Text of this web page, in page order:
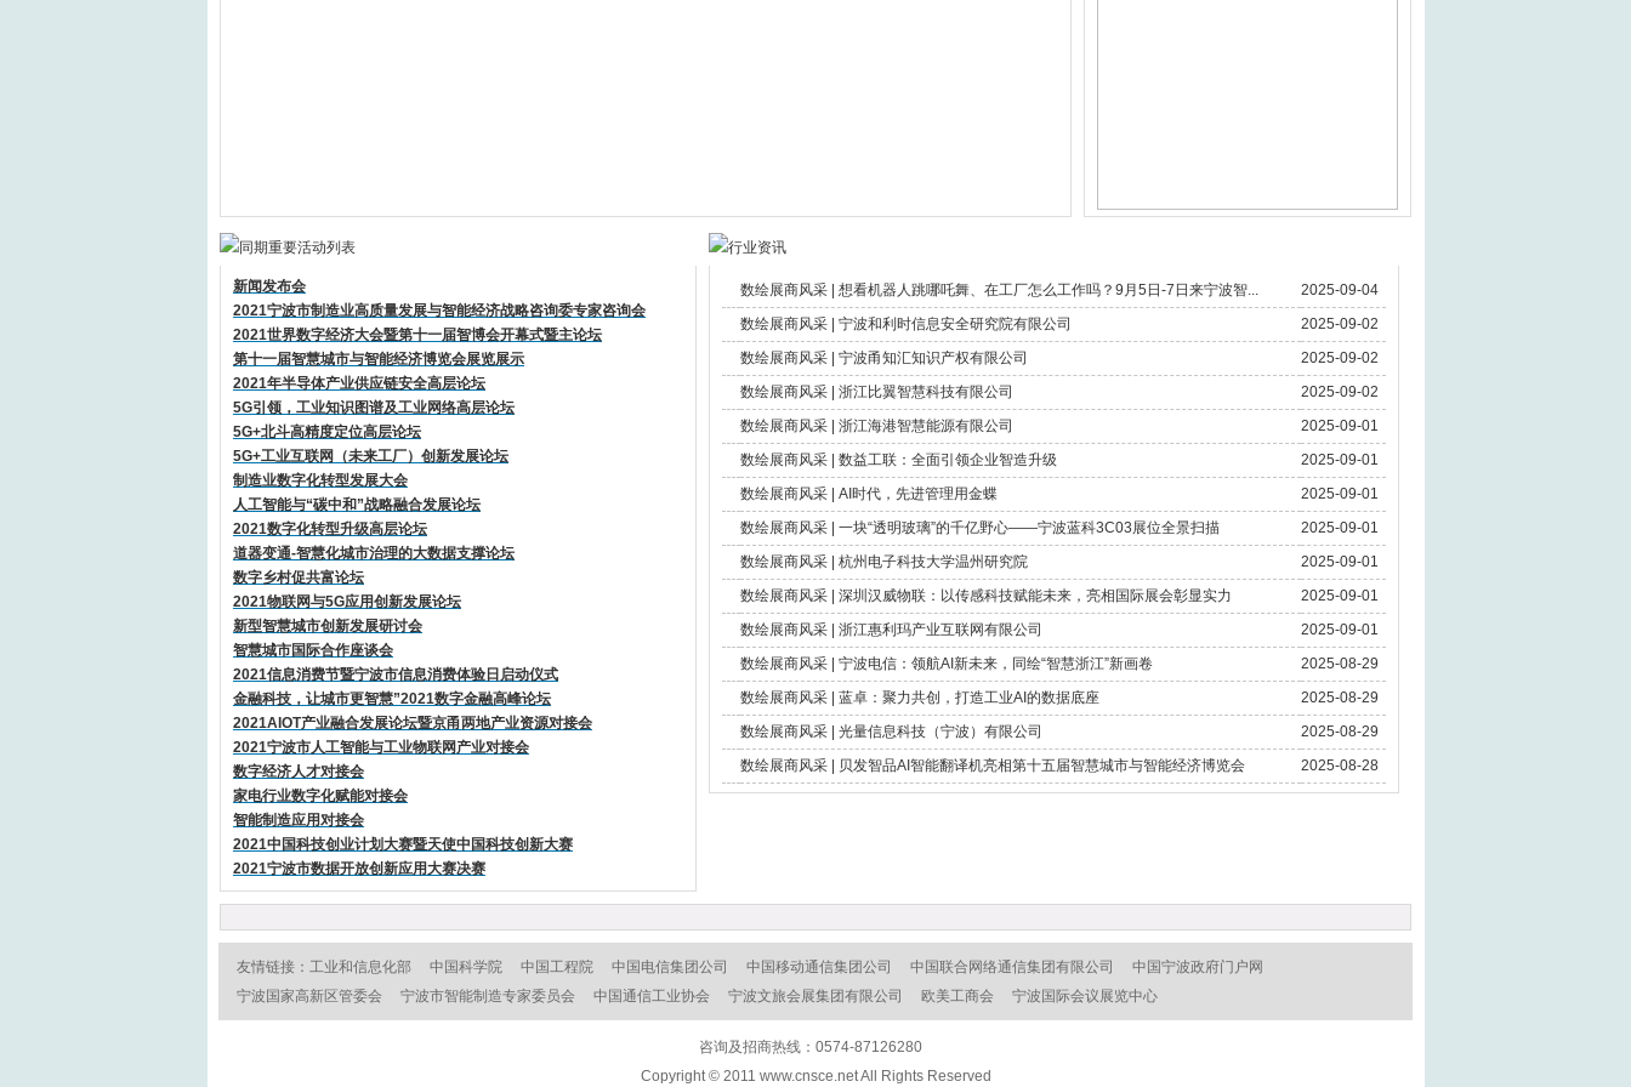
新闻发布会
2021宁波市制造业高质量发展与智能经济战略咨询委专家咨询会
2021世界数字经济大会暨第十一届智博会开幕式暨主论坛
第十一届智慧城市与智能经济博览会展览展示
2021年半导体产业供应链安全高层论坛
5G引领，工业知识图谱及工业网络高层论坛
5G+北斗高精度定位高层论坛
5G+工业互联网（未来工厂）创新发展论坛
制造业数字化转型发展大会
人工智能与“碳中和”战略融合发展论坛
2021数字化转型升级高层论坛
道器变通-智慧化城市治理的大数据支撑论坛
数字乡村促共富论坛
2021物联网与5G应用创新发展论坛
新型智慧城市创新发展研讨会
智慧城市国际合作座谈会
2021信息消费节暨宁波市信息消费体验日启动仪式
金融科技，让城市更智慧”2021数字金融高峰论坛
2021AIOT产业融合发展论坛暨京甬两地产业资源对接会
2021宁波市人工智能与工业物联网产业对接会
数字经济人才对接会
家电行业数字化赋能对接会
智能制造应用对接会
2021中国科技创业计划大赛暨天使中国科技创新大赛
2021宁波市数据开放创新应用大赛决赛
数绘展商风采 | 想看机器人跳哪吒舞、在工厂怎么工作吗？9月5日-7日来宁波智...
2025-09-04
数绘展商风采 | 宁波和利时信息安全研究院有限公司
2025-09-02
数绘展商风采 | 宁波甬知汇知识产权有限公司
2025-09-02
数绘展商风采 | 浙江比翼智慧科技有限公司
2025-09-02
数绘展商风采 | 浙江海港智慧能源有限公司
2025-09-01
数绘展商风采 | 数益工联：全面引领企业智造升级
2025-09-01
数绘展商风采 | AI时代，先进管理用金蝶
2025-09-01
数绘展商风采 | 一块“透明玻璃”的千亿野心——宁波蓝科3C03展位全景扫描
2025-09-01
数绘展商风采 | 杭州电子科技大学温州研究院
2025-09-01
数绘展商风采 | 深圳汉威物联：以传感科技赋能未来，亮相国际展会彰显实力
2025-09-01
数绘展商风采 | 浙江惠利玛产业互联网有限公司
2025-09-01
数绘展商风采 | 宁波电信：领航AI新未来，同绘“智慧浙江”新画卷
2025-08-29
数绘展商风采 | 蓝卓：聚力共创，打造工业AI的数据底座
2025-08-29
数绘展商风采 | 光量信息科技（宁波）有限公司
2025-08-29
数绘展商风采 | 贝发智品AI智能翻译机亮相第十五届智慧城市与智能经济博览会
2025-08-28
友情链接： 工业和信息化部 中国科学院 中国工程院 中国电信集团公司 中国移动通信集团公司 中国联合网络通信集团有限公司
中国宁波政府门户网
宁波国家高新区管委会
宁波市智能制造专家委员会 中国通信工业协会 宁波文旅会展集团有限公司 欧美工商会 宁波国际会议展览中心
咨询及招商热线：0574-87126280
Copyright © 2011 www.cnsce.net All Rights Reserved